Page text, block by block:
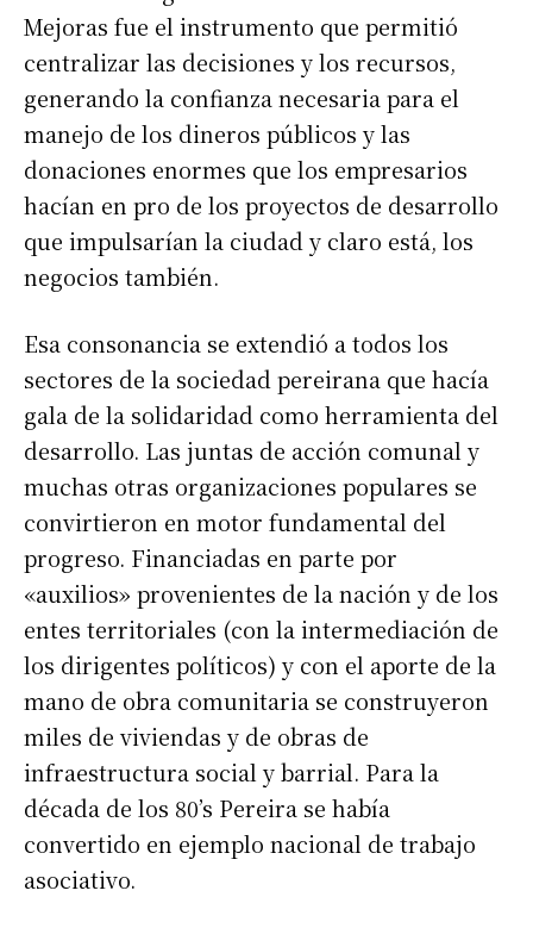
Mejoras fue el instrumento que permitió
centralizar las decisiones y los recursos,
generando la confianza necesaria para el
manejo de los dineros públicos y las
donaciones enormes que los empresarios
hacían en pro de los proyectos de desarrollo
que impulsarían la ciudad y claro está, los
negocios también.
Esa consonancia se extendió a todos los
sectores de la sociedad pereirana que hacía
gala de la solidaridad como herramienta del
desarrollo. Las juntas de acción comunal y
muchas otras organizaciones populares se
convirtieron en motor fundamental del
progreso. Financiadas en parte por
«auxilios» provenientes de la nación y de los
entes territoriales (con la intermediación de
los dirigentes políticos) y con el aporte de la
mano de obra comunitaria se construyeron
miles de viviendas y de obras de
infraestructura social y barrial. Para la
década de los 80’s Pereira se había
convertido en ejemplo nacional de trabajo
asociativo.